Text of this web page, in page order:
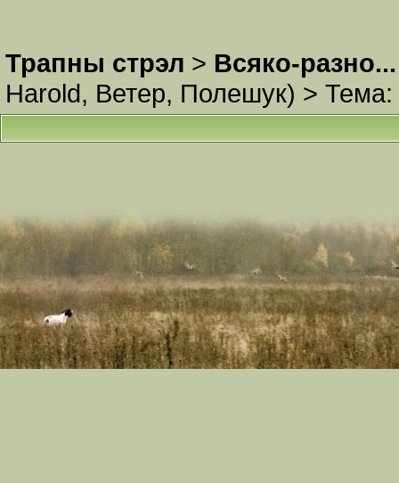
Трапны стрэл > Всяко-разно...
Harold, Ветер, Полешук) > Тема: